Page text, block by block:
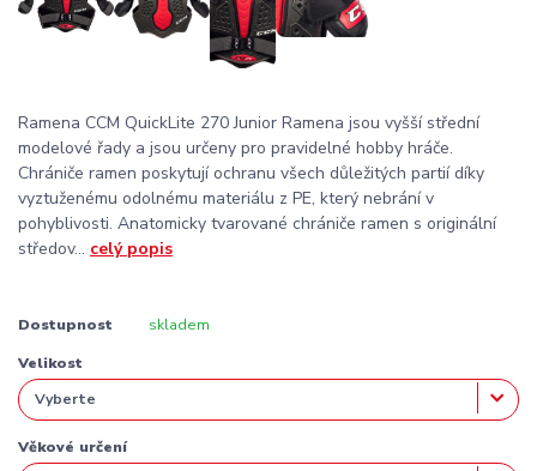
Ramena CCM QuickLite 270 Junior Ramena jsou vyšší střední
modelové řady a jsou určeny pro pravidelné hobby hráče.
Chrániče ramen poskytují ochranu všech důležitých partií díky
vyztuženému odolnému materiálu z PE, který nebrání v
pohyblivosti. Anatomicky tvarované chrániče ramen s originální
středov... celý popis
Dostupnost skladem
Velikost
Věkové určení